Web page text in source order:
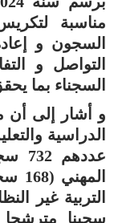
مناسبة
السجون و
التواصل و
السجناء بما
و أشار إلى أن
الدراسية
سجينا مترشحا